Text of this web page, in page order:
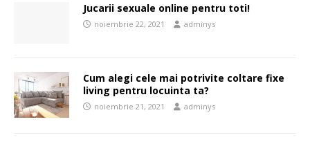
Jucarii sexuale online pentru toti!
noiembrie 22, 2021 adminys
Cum alegi cele mai potrivite coltare fixe
living pentru locuinta ta?
noiembrie 21, 2021 adminys